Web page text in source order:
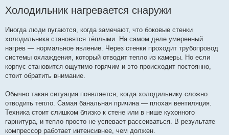
Холодильник нагревается снаружи
Иногда люди пугаются, когда замечают, что боковые стенки
холодильника становятся тёплыми. На самом деле умеренный
нагрев — нормальное явление. Через стенки проходит трубопровод
системы охлаждения, который отводит тепло из камеры. Но если
корпус становится ощутимо горячим и это происходит постоянно,
стоит обратить внимание.
Обычно такая ситуация появляется, когда холодильнику сложно
отводить тепло. Самая банальная причина — плохая вентиляция.
Техника стоит слишком близко к стене или в нише кухонного
гарнитура, и тепло просто не успевает рассеиваться. В результате
компрессор работает интенсивнее, чем должен.